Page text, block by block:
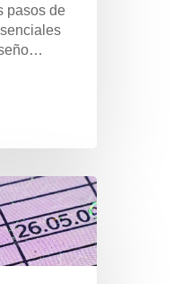
pasos de